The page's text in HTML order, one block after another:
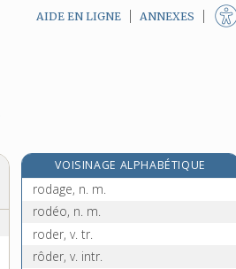
AIDE EN LIGNE ANNEXES
VOISINAGE ALPHABÉTIQUE
rocouyer, n. m.
rodage, n. m.
rodéo, n. m.
roder, v. tr.
rôder, v. intr.